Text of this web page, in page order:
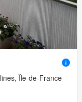
Île-de-France